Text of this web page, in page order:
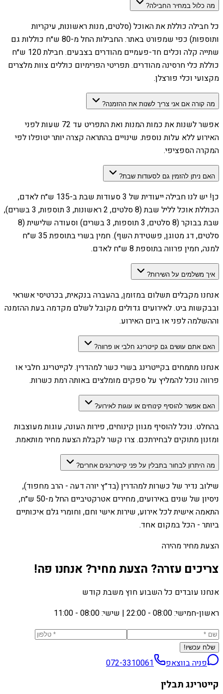
מה כלול במחיר החבילה?
כל חבילה כוללת את האוכל (סלטים, מנות ראשונות, עיקריות
ותוספות) כפי שמפורט באתר. החבילות החל מ-80 ש״ח כוללות גם
שתייה קלה וכלים חד-פעמיים מהודרים בצבעים. חבילת 120 ש״ח
כוללת כלי חרסינה מהודרים. תפריטי הפרימיום כוללים צוות מלצרים
מקצועי וכלי פורצלן.
מה קורה אם אני צריך לשנות את ההזמנה?
אפשר לשנות את כמות המנות ואת התפריט עד 72 שעות לפני
האירוע ללא עלות נוספת. שינויים בהתראה קצרה יותר יטופלו לפי
המקרה הספציפי.
האם ניתן להזמין גם לסעודות שבת?
כן! יש לנו חבילה ייעודית של 3 סעודות שבת ב-135 ש״ח לאדם,
הכוללת אוכל לליל שבת (8 סלטים, 2 ראשונות, 3 תוספות, 3 בשרים),
שבת בבוקר (8 סלטים, 3 תוספות, 3 בשרים) וסעודה שלישית (8
סלטים, דג מטוגן, פשטידת השף). חמין בשרי בתוספת 35 ש״ח
למנה, חמין פרווה בתוספת 8 ש״ח לאדם.
איך משלמים על השירות?
אנחנו מקבלים תשלום במזומן, בהעברה בנקאית, בכרטיסי אשראי
ובבקשות ביט. לאירועים גדולים מקובל לשלם מקדמה בעת ההזמנה
וההשלמה לפני או ביום האירוע.
האם אתם עושים גם קייטרינג חלבי או פרווה?
אנחנו מתמחים בקייטרינג בשרי כשר למהדרין. לקייטרינג חלבי או
פרווה נוכל להמליץ על ספקים מומלצים באותה רמת כשרות.
האם אפשר להוסיף קינוחים או עוגות לאירוע?
בהחלט. נוכל להוסיף מגוון קינוחים, פירות העונה, עוגות מעוצבות
ומזנון מתוקים לבחירתכם. צרו קשר לקבלת הצעת מחיר מותאמת.
מה היתרון לבחור בתבלין על פני קייטרינגים אחרים?
שילוב נדיר של כשרות למהדרין (בד״ץ יורה דעה - הרב מחפוד),
ניסיון של שנים באירועים, מחירים אטרקטיביים החל מ-50 ש״ח,
התאמה אישית לכל אירוע, שירות אישי וחם, וחומרי גלם איכותיים
ביותר - הכל במקום אחד.
הצעת מחיר מהירה
צריכים עזרה? הצעת מחיר? אנחנו פה!
אנחנו עובדים כל השבוע חוץ משבת קודש
ראשון-חמישי: 08:00 - 22:00
| שישי: 08:00 - 11:00
שלח עכשיו!
פניה בווצאפ 072-3310061
קייטרינג תבלין